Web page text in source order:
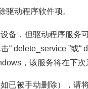
驱动程序软件项。
备，但驱动程序服务
“ delete_service ”或
，该服务将在下次
已被手动删除），请